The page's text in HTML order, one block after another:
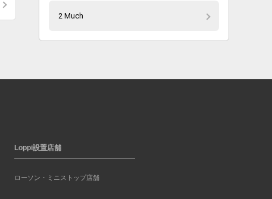
2 Much
Loppi設置店舗
ローソン・ミニストップ店舗